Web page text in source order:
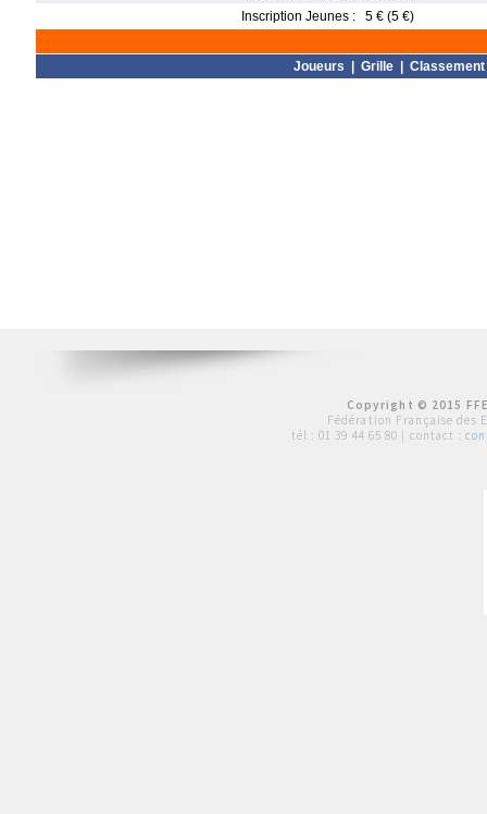
Inscription Jeunes :
5 € (5 €)
Joueurs Grille Classement
Copyright © 2015
Fédération Française des
tél : 01 39 44 65 80 | contact :